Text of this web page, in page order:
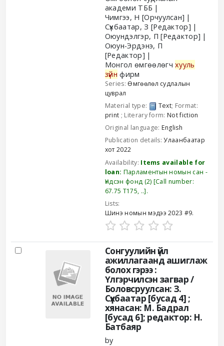
академи ТББ
Чимгээ, Н [Орчуулсан]
Сүхбаатар, З [Редактор]
Оюундэлгэр, П [Редактор]
Оюун-Эрдэнэ, П
[Редактор]
Монгол өмгөөлөгчхууль
зүйн фирм
Series:Өмгөөлөл судлалын
цуврал
Material type:
Text; Format:
print ; Literary form:Not fiction
Original language: English
Publication details:Улаанбаатар
хот 2022
Availability: Items available for
loan: Парламентын номын сан -
Үндсэн фонд (2) Call number:
67.75 Т175, .. .
Lists:
Шинэ номын мэдээ 2023 #9.
Сонгуулийн үйл
ажиллагаанд ашиглаж
болох гэрээ :
Үлгэрчилсэн загвар /
Боловсруулсан: З.
Сүхбаатар [бусад 4] ;
хянасан: М. Бадрал
[бусад 6]; редактор: Н.
Батбаяр
by